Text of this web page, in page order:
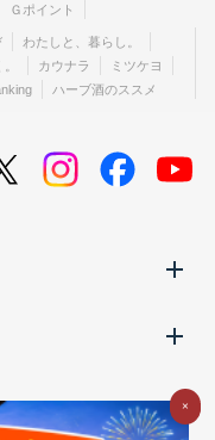
Ｇポイント
わたしと、暮らし。
カウナラ
ミツケヨ
ハーブ酒のススメ
×